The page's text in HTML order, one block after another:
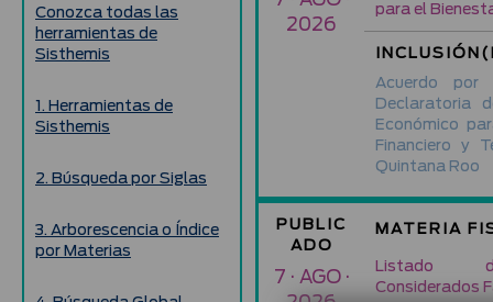
2026
para el
Acuerdo
Declaratoria
Económico
Financiero y
Quintana Roo
PUBLIC
ADO
MATERIA
7 · AGO ·
Listado
Considerados
Conozca todas las
herramientas de
Sisthemis
1. Herramientas de
Sisthemis
2. Búsqueda por Siglas
3. Arborescencia o Índice
por Materias